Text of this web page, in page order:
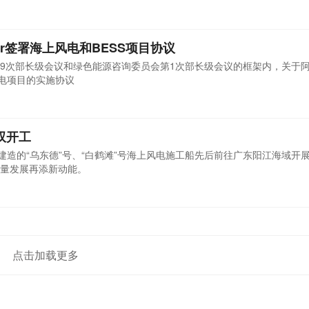
署海上风电和BESS项目协议
部长级会议和绿色能源咨询委员会第1次部长级会议的框架内，关于
项目的实施协议
开工
的“乌东德”号、“白鹤滩”号海上风电施工船先后前往广东阳江海域开
发展再添新动能。